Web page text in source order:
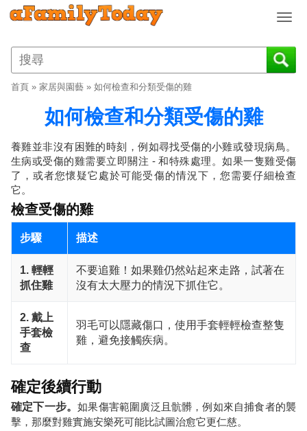
T
g
g
i
g
首頁 » 家居與園藝 » 如何檢查和分類受傷的雞
如何檢查和分類受傷的雞
養雞並非沒有困難的時刻，例如尋找受傷的小雞或發現病鳥。
生病或受傷的雞需要立即關注 - 和特殊處理。如果一隻雞受傷
了，或者您懷疑它處於可能受傷的情況下，您需要仔細檢查
它。
檢查受傷的雞
步驟 描述
1. 輕輕
抓住雞
不要追雞！如果雞仍然站起來走路，試著在
沒有太大壓力的情況下抓住它。
2. 戴上
手套檢
查
羽毛可以隱藏傷口，使用手套輕輕檢查整隻
雞，避免接觸疾病。
確定後續行動
確定下一步。如果傷害範圍廣泛且骯髒，例如來自捕食者的襲
擊，那麼對雞實施安樂死可能比試圖治愈它更仁慈。